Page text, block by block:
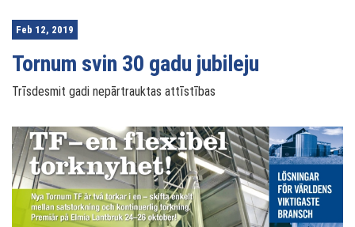
Feb 12, 2019
Tornum svin 30 gadu jubileju
Trīsdesmit gadi nepārtrauktas attīstības